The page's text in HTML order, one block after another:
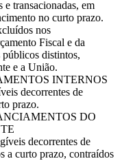
e transacionadas, em
no curto prazo.
nos
Fiscal e da
públicos distintos,
e a União.
INTERNOS
decorrentes de
prazo.
DO
decorrentes de
a curto prazo, contraídos